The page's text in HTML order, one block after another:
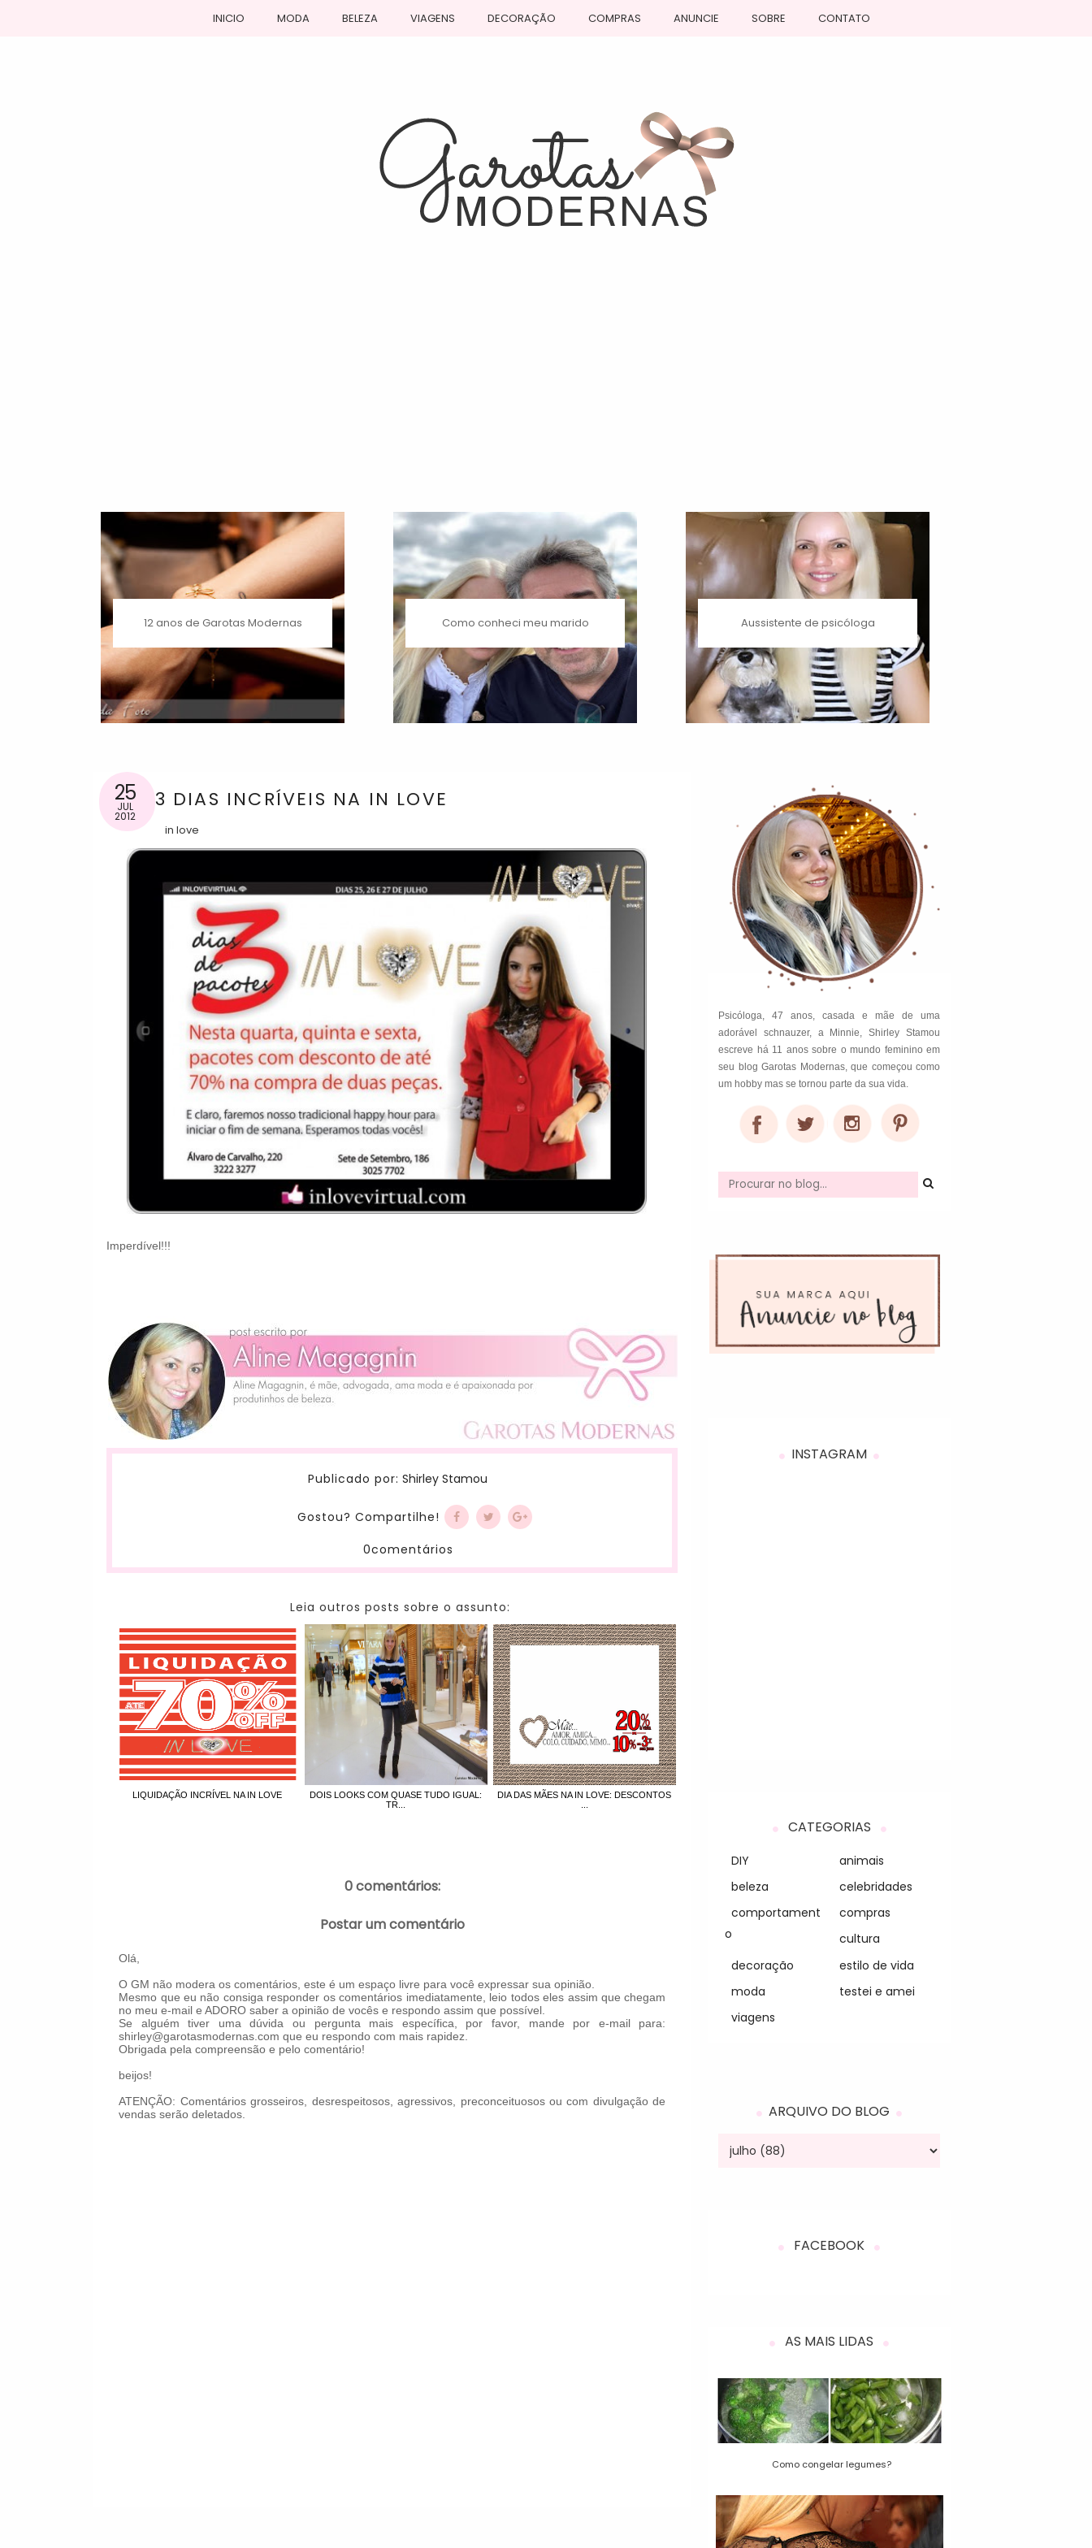
INICIO MODA BELEZA VIAGENS DECORAÇÃO COMPRAS ANUNCIE SOBRE CONTATO
12 anos de Garotas Modernas Como conheci meu marido Aussistente de psicóloga
25
JUL
2012
3 DIAS INCRÍVEIS NA IN LOVE
in love
Imperdível!!!
Publicado por: Shirley Stamou
Gostou? Compartilhe!
0comentários
Leia outros posts sobre o assunto:
LIQUIDAÇÃO INCRÍVEL NA IN LOVE
DOIS LOOKS COM QUASE TUDO IGUAL:
TR...
DIA DAS MÃES NA IN LOVE: DESCONTOS
0 comentários:
Postar um comentário
Olá,
O GM não modera os comentários, este é um espaço livre para você expressar sua opinião.
Mesmo que eu não consiga responder os comentários imediatamente, leio todos eles assim que chegam
no meu e-mail e ADORO saber a opinião de vocês e respondo assim que possível.
Se alguém tiver uma dúvida ou pergunta mais específica, por favor, mande por e-mail para:
shirley@garotasmodernas.com que eu respondo com mais rapidez.
Obrigada pela compreensão e pelo comentário!
beijos!
ATENÇÃO: Comentários grosseiros, desrespeitosos, agressivos, preconceituosos ou com divulgação de
vendas serão deletados.
Psicóloga, 47 anos, casada e mãe de uma
adorável schnauzer, a Minnie, Shirley Stamou
escreve há 11 anos sobre o mundo feminino em
seu blog Garotas Modernas, que começou como
um hobby mas se tornou parte da sua vida.
INSTAGRAM
CATEGORIAS
DIY
animais
beleza
celebridades
comportament
o
compras
cultura
decoração
estilo de vida
moda
testei e amei
viagens
ARQUIVO DO BLOG
FACEBOOK
AS MAIS LIDAS
Como congelar legumes?